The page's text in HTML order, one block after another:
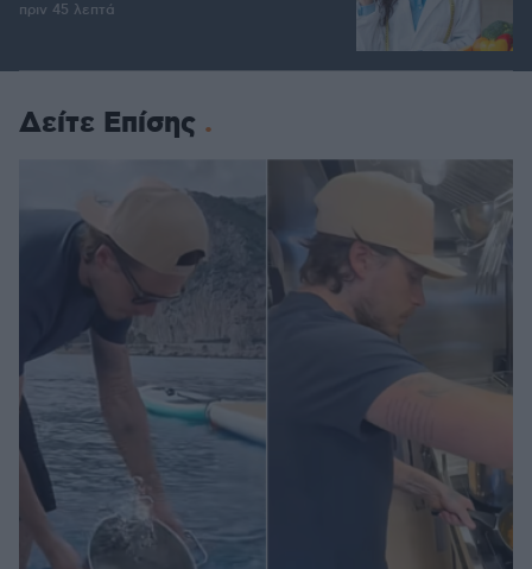
πριν 45 λεπτά
Δείτε Επίσης